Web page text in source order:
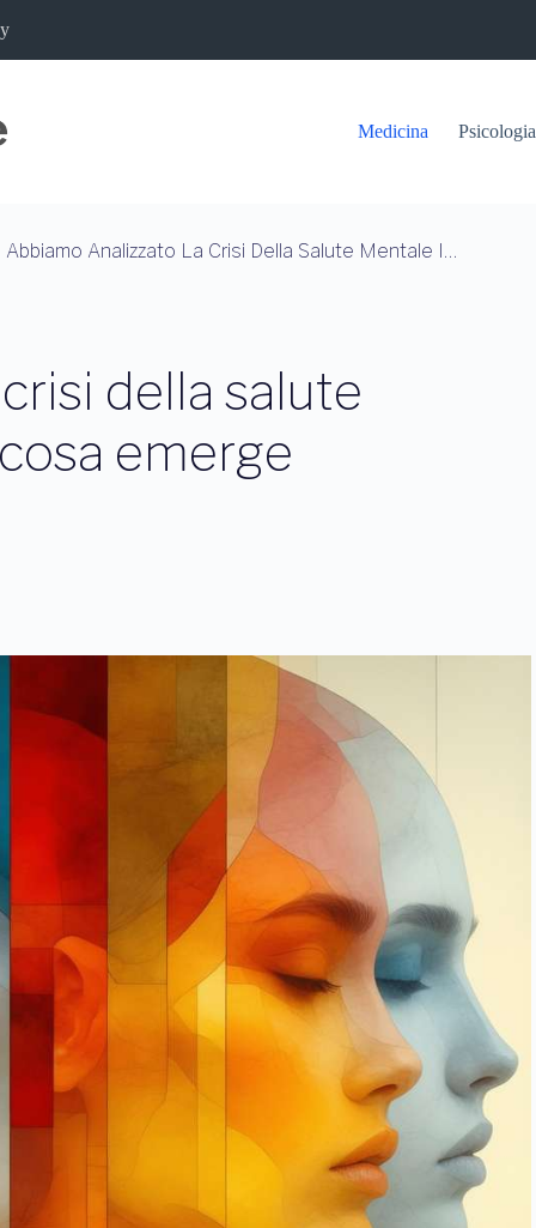
Medicina
Abbiamo Analizzato La Crisi Della Salute Mentale In Italia: Ecco Cosa Emerge
della salute
emerge